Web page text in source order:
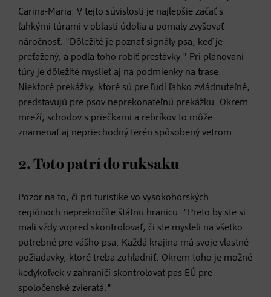
Carina-Maria. V tejto súvislosti je najlepšie začať s
ľahkými túrami v oblasti údolia a pomaly zvyšovať
náročnosť. "Dôležité je poznať signály psa, keď je
preťažený, a podľa toho robiť prestávky." Pri plánovaní
túry je dôležité myslieť aj na podmienky na trase.
Niektoré prekážky, ktoré sú pre ľudí ľahko zvládnuteľné,
predstavujú pre psov neprekonateľnú prekážku. Okrem
mreží, schodov s priečkami a rebríkov to môže
znamenať aj nepriechodný terén spôsobený vetrom.
2. Toto patrí do ruksaku
Pozor na to, či pri turistike vo vysokohorských
regiónoch neprekročíte štátnu hranicu. "Preto by ste si
mali vždy vopred skontrolovať, či ste mysleli na všetko
potrebné pre vášho psa. Každá krajina má svoje vlastné
požiadavky, ktoré treba zohľadniť. Okrem toho je možné
kedykoľvek v zahraničí skontrolovať pas EÚ pre
spoločenské zvieratá."